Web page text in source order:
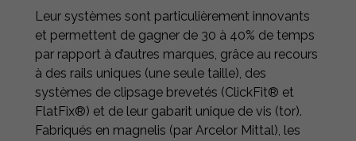
Leur systèmes sont particulièrement innovants
et permettent de gagner de 30 à 40% de temps
par rapport à d’autres marques, grâce au recours
à des rails uniques (une seule taille), des
systèmes de clipsage brevetés (ClickFit® et
FlatFix®) et de leur gabarit unique de vis (tor).
Fabriqués en magnelis (par Arcelor Mittal), les